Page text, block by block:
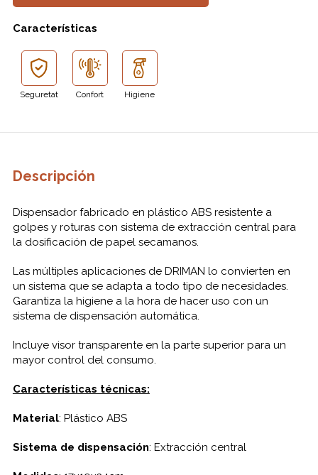
Características
Seguretat Confort Higiene
Descripción
Dispensador fabricado en plástico ABS resistente a
golpes y roturas con sistema de extracción central para
la dosificación de papel secamanos.
Las múltiples aplicaciones de DRIMAN lo convierten en
un sistema que se adapta a todo tipo de necesidades.
Garantiza la higiene a la hora de hacer uso con un
sistema de dispensación automática.
Incluye visor transparente en la parte superior para un
mayor control del consumo.
Características técnicas:
Material: Plástico ABS
Sistema de dispensación: Extracción central